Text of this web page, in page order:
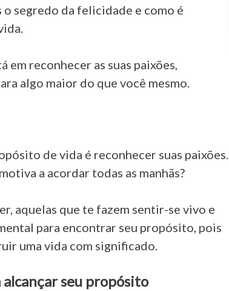
segredo da felicidade e como é
reconhecer as suas paixões,
algo maior do que você mesmo.
de vida é reconhecer suas paixões.
a acordar todas as manhãs?
aquelas que te fazem sentir-se vivo e
para encontrar seu propósito, pois
uma vida com significado.
seu propósito